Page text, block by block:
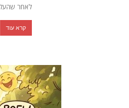
לאחר
קרא עוד